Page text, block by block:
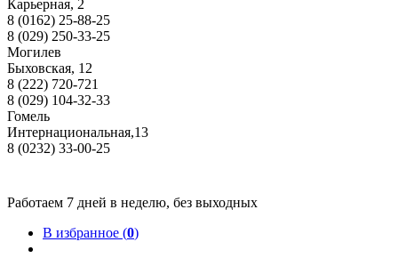
Карьерная, 2
8 (0162) 25-88-25
8 (029) 250-33-25
Могилев
Быховская, 12
8 (222) 720-721
8 (029) 104-32-33
Гомель
Интернациональная,13
8 (0232) 33-00-25
Работаем 7 дней в неделю, без выходных
В избранное (0)